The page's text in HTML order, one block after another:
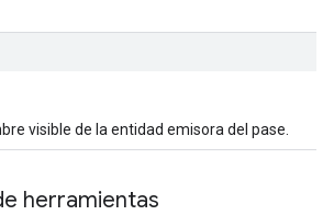
visible de la entidad emisora del pase.
herramientas